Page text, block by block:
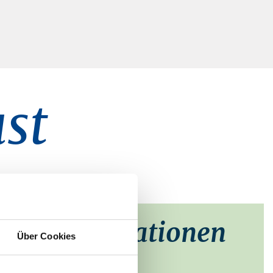
Über Cookies